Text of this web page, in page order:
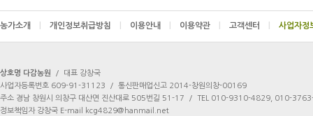
농가소개 개인정보취급방침 이용안내 이용약관 고객센터
상호명 다감농원 /
대표 강창국
사업자등록번호 609-91-31123
/
통신판매업신고 2014-창원의창-00169
주소 경남 창원시 의창구 대산면 진산대로 505번길 51-17
/
TEL 010-9310-4829, 010-
정보책임자 강창국 E-mail kcg4829@hanmail.net